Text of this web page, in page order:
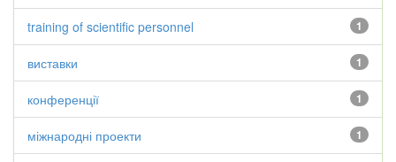
1
training of scientific personnel
1
виставки
1
конференції
1
міжнародні проекти